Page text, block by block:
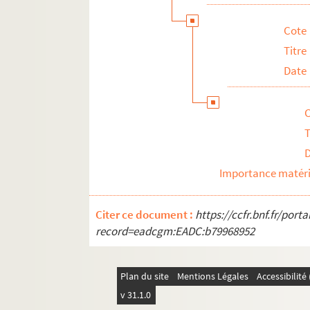
Cote
Titre
Date
Importance
Citer ce document : https://ccfr.bnf.fr/
record=eadcgm:EADC:b79968952
Plan du site Mentions Légales
v 31.1.0